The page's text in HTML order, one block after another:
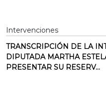
Intervenciones
TRANSCRIPCIÓN DE LA
DIPUTADA MARTHA
PRESENTAR SU RESERV...